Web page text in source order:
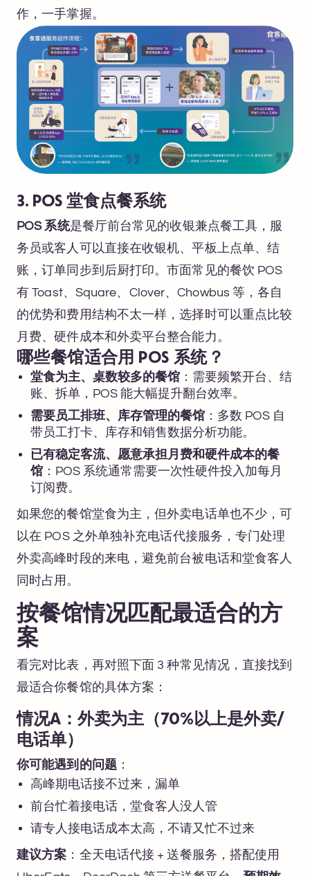
作，一手掌握。
3. POS 堂食点餐系统
POS 系统是餐厅前台常见的收银兼点餐工具，服
务员或客人可以直接在收银机、平板上点单、结
账，订单同步到后厨打印。市面常见的餐饮 POS
有 Toast、Square、Clover、Chowbus 等，各自
的优势和费用结构不太一样，选择时可以重点比较
月费、硬件成本和外卖平台整合能力。
哪些餐馆适合用 POS 系统？
堂食为主、桌数较多的餐馆 ：需要频繁开台、结
账、拆单，POS 能大幅提升翻台效率。
需要员工排班、库存管理的餐馆 ：多数 POS 自
带员工打卡、库存和销售数据分析功能。
已有稳定客流、愿意承担月费和硬件成本的餐
馆 ：POS 系统通常需要一次性硬件投入加每月
订阅费。
如果您的餐馆堂食为主，但外卖电话单也不少，可
以在 POS 之外单独补充电话代接服务，专门处理
外卖高峰时段的来电，避免前台被电话和堂食客人
同时占用。
按餐馆情况匹配最适合的方
案
看完对比表，再对照下面 3 种常见情况，直接找到
最适合你餐馆的具体方案：
情况A：外卖为主（70%以上是外卖/
电话单）
你可能遇到的问题：
高峰期电话接不过来，漏单
前台忙着接电话，堂食客人没人管
请专人接电话成本太高，不请又忙不过来
建议方案 ：全天电话代接 + 送餐服务，搭配使用